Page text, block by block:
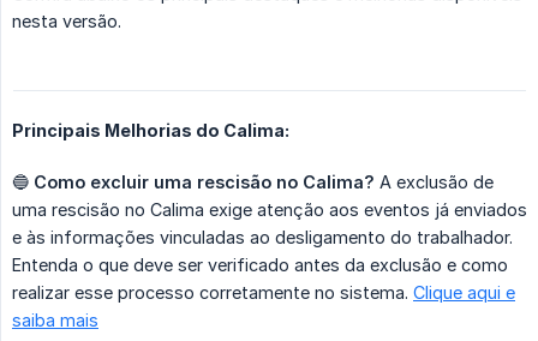
nesta versão.
Principais Melhorias do Calima:
🔵 Como excluir uma rescisão no Calima? A exclusão de
uma rescisão no Calima exige atenção aos eventos já enviados
e às informações vinculadas ao desligamento do trabalhador.
Entenda o que deve ser verificado antes da exclusão e como
realizar esse processo corretamente no sistema. Clique aqui e
saiba mais